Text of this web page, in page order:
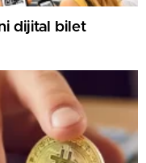
dijital bilet